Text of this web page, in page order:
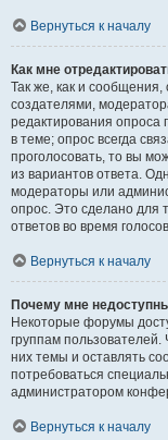
Вернуться к началу
Как мне
Так же, как и сообщения,
создателями,
редактирования опроса
в теме; опрос всегда
проголосовать, то вы
из вариантов ответа.
модераторы или
опрос. Это сделано для
ответов во время
Вернуться к началу
Почему мне
Некоторые форумы
группам
них темы и оставлять
потребоваться
администратором
Вернуться к началу